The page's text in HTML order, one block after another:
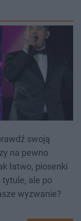
swoją
na pewno
łatwo, piosenki
tytule, ale po
wyzwanie?